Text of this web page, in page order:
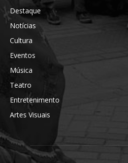
Destaque
Notícias
Cultura
Eventos
Música
Teatro
Entretenimento
Artes Visuais